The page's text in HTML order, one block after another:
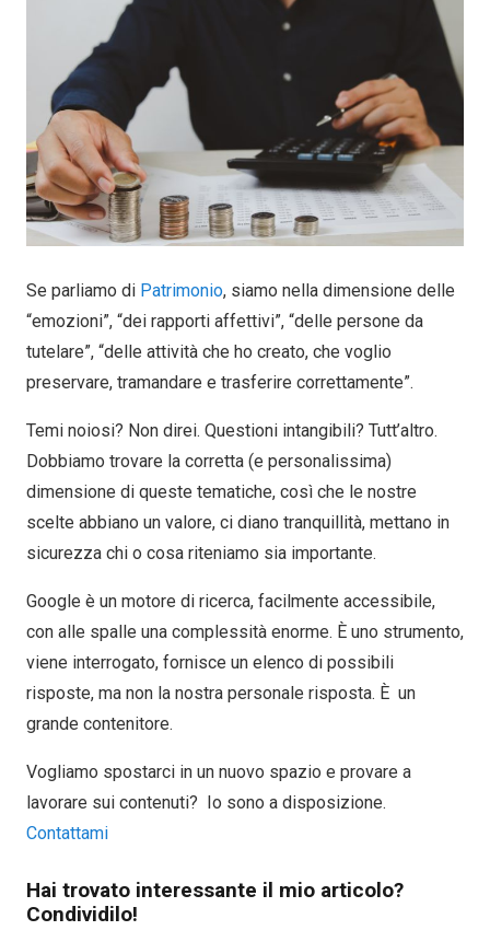
Se parliamo di Patrimonio, siamo nella dimensione delle
“emozioni”, “dei rapporti affettivi”, “delle persone da
tutelare”, “delle attività che ho creato, che voglio
preservare, tramandare e trasferire correttamente”.
Temi noiosi? Non direi. Questioni intangibili? Tutt’altro.
Dobbiamo trovare la corretta (e personalissima)
dimensione di queste tematiche, così che le nostre
scelte abbiano un valore, ci diano tranquillità, mettano in
sicurezza chi o cosa riteniamo sia importante.
Google è un motore di ricerca, facilmente accessibile,
con alle spalle una complessità enorme. È uno strumento,
viene interrogato, fornisce un elenco di possibili
risposte, ma non la nostra personale risposta. È un
grande contenitore.
Vogliamo spostarci in un nuovo spazio e provare a
lavorare sui contenuti? Io sono a disposizione.
Contattami
Hai trovato interessante il mio articolo?
Condividilo!